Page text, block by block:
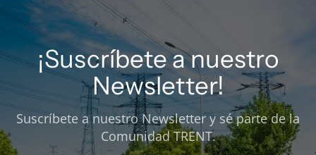
¡Suscríbete a nuestro
Newsletter!
Suscríbete a nuestro Newsletter y sé parte de la
Comunidad TRENT.